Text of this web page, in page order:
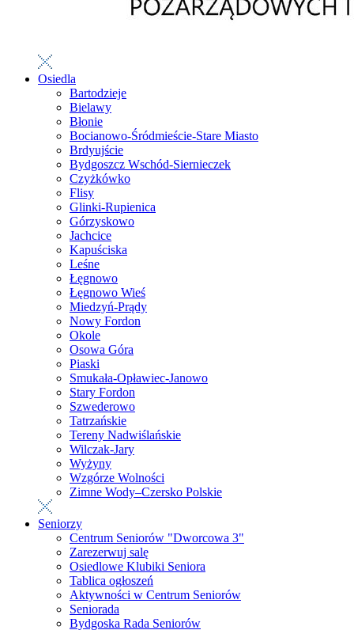
Osiedla
Bartodzieje
Bielawy
Błonie
Bocianowo-Śródmieście-Stare Miasto
Brdyujście
Bydgoszcz Wschód-Siernieczek
Czyżkówko
Flisy
Glinki-Rupienica
Górzyskowo
Jachcice
Kapuściska
Leśne
Łęgnowo
Łęgnowo Wieś
Miedzyń-Prądy
Nowy Fordon
Okole
Osowa Góra
Piaski
Smukała-Opławiec-Janowo
Stary Fordon
Szwederowo
Tatrzańskie
Tereny Nadwiślańskie
Wilczak-Jary
Wyżyny
Wzgórze Wolności
Zimne Wody–Czersko Polskie
Seniorzy
Centrum Seniorów "Dworcowa 3"
Zarezerwuj salę
Osiedlowe Klubiki Seniora
Tablica ogłoszeń
Aktywności w Centrum Seniorów
Seniorada
Bydgoska Rada Seniorów